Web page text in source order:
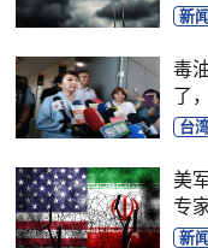
新
毒
了
台
美
专
新